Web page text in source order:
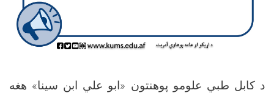
د کابل طبي علومو پوهنتون «ابو علي ابن سینا» هغه